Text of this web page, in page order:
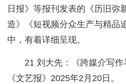
日报》等报刊发表的《历旧弥
造》《短视频分众生产与精品
中，有着详细呈现。
21 刘大先：《跨媒介写作
《文艺报》2025年2月20日。